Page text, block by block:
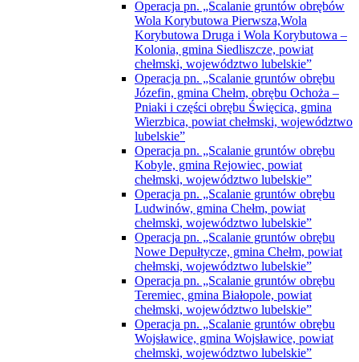
Operacja pn. „Scalanie gruntów obrębu
Kobyle, gmina Rejowiec, powiat
chełmski, województwo lubelskie”
Operacja pn. „Scalanie gruntów obrębu
Ludwinów, gmina Chełm, powiat
chełmski, województwo lubelskie”
Operacja pn. „Scalanie gruntów obrębu
Nowe Depułtycze, gmina Chełm, powiat
chełmski, województwo lubelskie”
Operacja pn. „Scalanie gruntów obrębu
Teremiec, gmina Białopole, powiat
chełmski, województwo lubelskie”
Operacja pn. „Scalanie gruntów obrębu
Wojsławice, gmina Wojsławice, powiat
chełmski, województwo lubelskie”
Razem dla rozwoju e-usług publicznych-
regionalne partnerstwo samorządów gmin
powiatu włodawskiego, powiatów chełmskiego
i kraśnickiego oraz gmin Janów Podlaski
i Sosnowica
Rządowy Fundusz Inwestycji Lokalnych
„Adaptacja budynku szkolnego na dom
pomocy społecznej”
“Nadbudowa i przebudowa budynku